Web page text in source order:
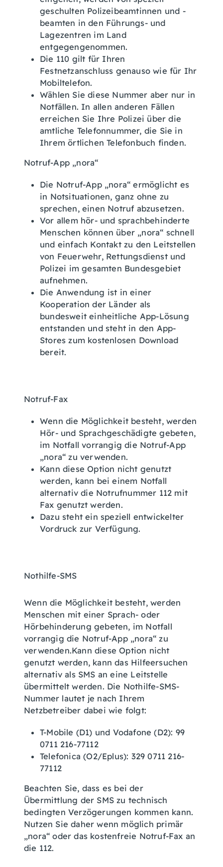
geschulten Polizeibeamtinnen und -
beamten in den Führungs- und
Lagezentren im Land
entgegengenommen.
Die 110 gilt für Ihren
Festnetzanschluss genauso wie für Ihr
Mobiltelefon.
Wählen Sie diese Nummer aber nur in
Notfällen. In allen anderen Fällen
erreichen Sie Ihre Polizei über die
amtliche Telefonnummer, die Sie in
Ihrem örtlichen Telefonbuch finden.
Notruf-App „nora“
Die Notruf-App „nora“ ermöglicht es
in Notsituationen, ganz ohne zu
sprechen, einen Notruf abzusetzen.
Vor allem hör- und sprachbehinderte
Menschen können über „nora“ schnell
und einfach Kontakt zu den Leitstellen
von Feuerwehr, Rettungsdienst und
Polizei im gesamten Bundesgebiet
aufnehmen.
Die Anwendung ist in einer
Kooperation der Länder als
bundesweit einheitliche App-Lösung
entstanden und steht in den App-
Stores zum kostenlosen Download
bereit.
Notruf-Fax
Wenn die Möglichkeit besteht, werden
Hör- und Sprachgeschädigte gebeten,
im Notfall vorrangig die Notruf-App
„nora“ zu verwenden.
Kann diese Option nicht genutzt
werden, kann bei einem Notfall
alternativ die Notrufnummer 112 mit
Fax genutzt werden.
Dazu steht ein speziell entwickelter
Vordruck zur Verfügung.
Nothilfe-SMS
Wenn die Möglichkeit besteht, werden
Menschen mit einer Sprach- oder
Hörbehinderung gebeten, im Notfall
vorrangig die Notruf-App „nora“ zu
verwenden.Kann diese Option nicht
genutzt werden, kann das Hilfeersuchen
alternativ als SMS an eine Leitstelle
übermittelt werden. Die Nothilfe-SMS-
Nummer lautet je nach Ihrem
Netzbetreiber dabei wie folgt:
T-Mobile (D1) und Vodafone (D2): 99
0711 216-77112
Telefonica (O2/Eplus): 329 0711 216-
77112
Beachten Sie, dass es bei der
Übermittlung der SMS zu technisch
bedingten Verzögerungen kommen kann.
Nutzen Sie daher wenn möglich primär
„nora“ oder das kostenfreie Notruf-Fax an
die 112.